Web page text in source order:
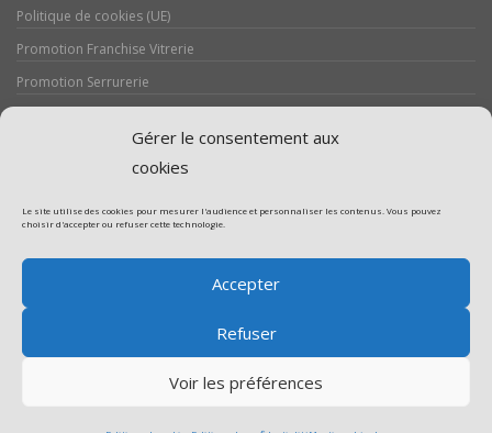
Gérer le consentement aux
cookies
Le site utilise des cookies pour mesurer l'audience et personnaliser les contenus. Vous pouvez
choisir d'accepter ou refuser cette technologie.
Accepter
Refuser
Voir les préférences
Politique de cookies (UE)
Promotion Franchise Vitrerie
Promotion Serrurerie